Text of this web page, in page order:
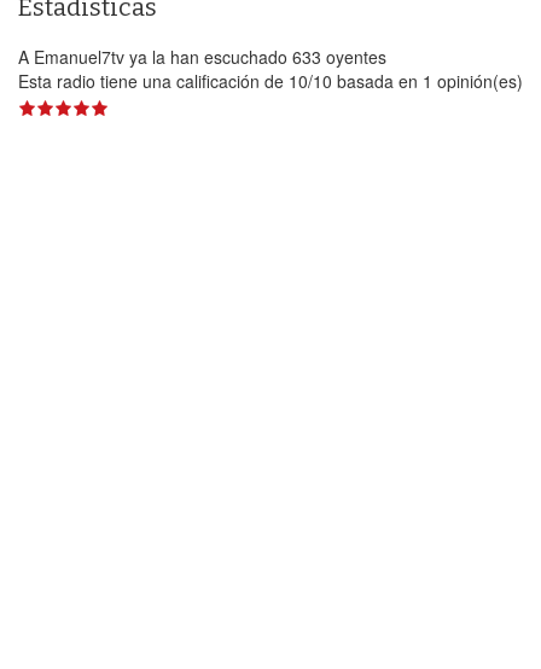
Estadísticas
A Emanuel7tv ya la han escuchado 633 oyentes
Esta radio tiene una calificación de 10/10 basada en 1 opinión(es)